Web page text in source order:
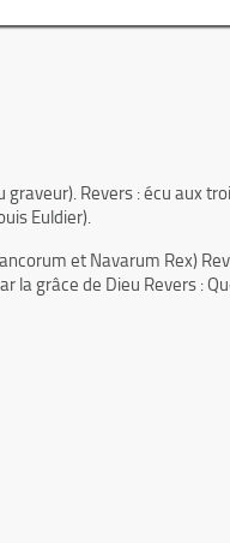
Revers : écu aux
Euldier).
et Navarum Rex)
la grâce de Dieu Revers :